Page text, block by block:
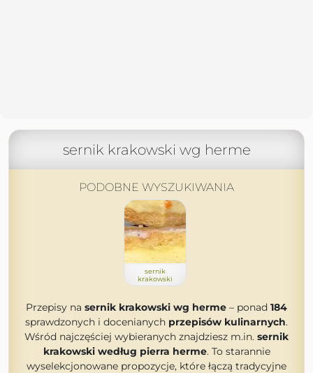
sernik krakowski wg herme
PODOBNE WYSZUKIWANIA
sernik
krakowski
Przepisy na sernik krakowski wg herme – ponad 184
sprawdzonych i docenianych przepisów kulinarnych.
Wśród najczęściej wybieranych znajdziesz m.in. sernik
krakowski według pierra herme. To starannie
wyselekcjonowane propozycje, które łączą tradycyjne